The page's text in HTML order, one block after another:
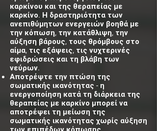
καρκίνου και της θεραπείας με
καρκίνο. Η δραστηριότητα των
ανεπιθύμητων ενεργειών βοηθά με
την κόπωση, την κατάθλιψη, την
αύξηση βάρους, τους θρόμβους στο
αίμα, τις εξάψεις, τις νυχτερινές
εφιδρώσεις και τη βλάβη των
νεύρων.
Αποτρέψτε την πτώση της
σωματικής ικανότητας - η
ενεργοποίηση κατά τη διάρκεια της
θεραπείας με καρκίνο μπορεί να
αποτρέψει τη μείωση της
σωματικής ικανότητας χωρίς αύξηση